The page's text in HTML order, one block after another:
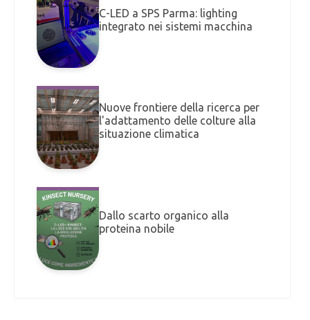
C-LED a SPS Parma: lighting
integrato nei sistemi macchina
Nuove frontiere della ricerca per
l'adattamento delle colture alla
situazione climatica
Dallo scarto organico alla
proteina nobile